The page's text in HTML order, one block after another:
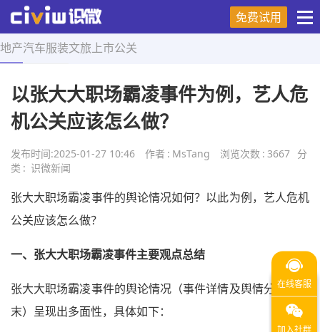
免费试用
地产汽车服装文旅 上市公关
首页 > 舆情研究 > 正文
以张大大职场霸凌事件为例，艺人危
机公关应该怎么做？
发布时间:2025-01-27 10:46 作者 : MsTang 浏览次数 : 3667 分
类 : 识微新闻
张大大职场霸凌事件的舆论情况如何？以此为例，艺人危机
公关应该怎么做？
一、 张大大职场霸凌事件主要观点总结
张大大职场霸凌事件的舆论情况（事件详情及舆情分析见文
末）呈现出多面性，具体如下：